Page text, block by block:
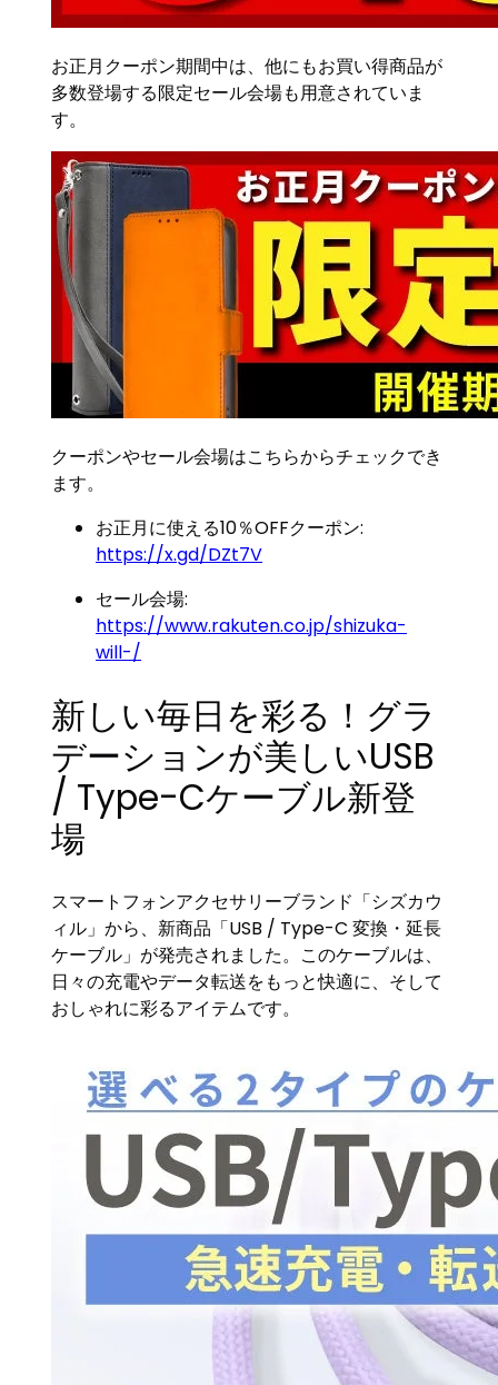
お正月クーポン期間中は、他にもお買い得商品が
多数登場する限定セール会場も用意されていま
す。
クーポンやセール会場はこちらからチェックでき
ます。
お正月に使える10％OFFクーポン:
https://x.gd/DZt7V
セール会場:
https://www.rakuten.co.jp/shizuka-
will-/
新しい毎日を彩る！グラ
デーションが美しいUSB
/ Type-Cケーブル新登
場
スマートフォンアクセサリーブランド「シズカウ
ィル」から、新商品「USB / Type-C 変換・延長
ケーブル」が発売されました。このケーブルは、
日々の充電やデータ転送をもっと快適に、そして
おしゃれに彩るアイテムです。